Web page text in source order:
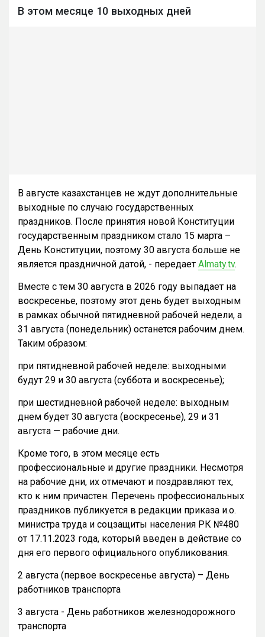
В этом месяце 10 выходных дней
В августе казахстанцев не ждут дополнительные
выходные по случаю государственных
праздников. После принятия новой Конституции
государственным праздником стало 15 марта –
День Конституции, поэтому 30 августа больше не
является праздничной датой, - передает Almaty.tv.
Вместе с тем 30 августа в 2026 году выпадает на
воскресенье, поэтому этот день будет выходным
в рамках обычной пятидневной рабочей недели, а
31 августа (понедельник) останется рабочим днем.
Таким образом:
при пятидневной рабочей неделе: выходными
будут 29 и 30 августа (суббота и воскресенье);
при шестидневной рабочей неделе: выходным
днем будет 30 августа (воскресенье), 29 и 31
августа — рабочие дни.
Кроме того, в этом месяце есть
профессиональные и другие праздники. Несмотря
на рабочие дни, их отмечают и поздравляют тех,
кто к ним причастен. Перечень профессиональных
праздников публикуется в редакции приказа и.о.
министра труда и соцзащиты населения РК №480
от 17.11.2023 года, который введен в действие со
дня его первого официального опубликования.
2 августа (первое воскресенье августа) – День
работников транспорта
3 августа - День работников железнодорожного
транспорта